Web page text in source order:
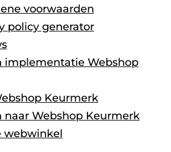
voorwaarden
policy generator
implementatie Webshop
Keurmerk
naar Webshop Keurmerk
webwinkel